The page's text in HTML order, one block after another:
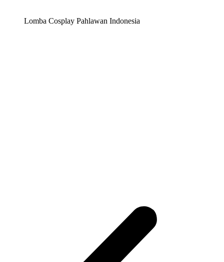
Lomba Cosplay Pahlawan Indonesia